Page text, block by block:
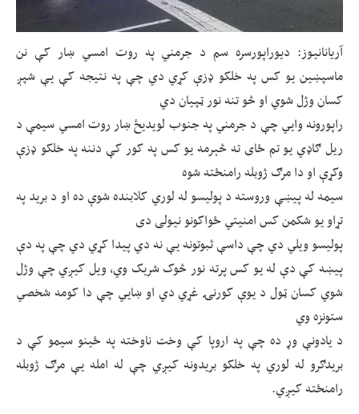
آریانانیوز: دیوراپورسره سم د جرمني په روت امسي ښار کې نن
ماسپښين يو کس په خلکو ډزې کړي دي چې په نتيجه کې يې شپږ
کسان وژل شوي او څو تنه نور ټپیان دي
راپورونه وايي چې د جرمني په جنوب لويديځ ښار روت امسي سيمې د
ريل ګاډي يو تم ځای ته څېرمه يو کس په کور کې دننه په خلکو ډزې
وکړې او دا مرګ ژوبله رامنځته شوه
سيمه له پيښې وروسته د پوليسو له لوري کلابنده شوې ده او د بريد په
تړاو يو شکمن کس امنيتي ځواکونو نيولی دی
پوليسو ويلي دي چې داسې ثبوتونه يې نه دي پيدا کړي دي چې په دې
پيښه کې دې له يو کس پرته نور څوک شريک وي، ويل کيږي چې وژل
شوي کسان ټول د يوې کورنۍ غړي دي او ښايي چې دا کومه شخصي
ستونزه وي
د يادونې وړ ده چې په اروپا کې وخت ناوخته په ځينو سيمو کې د
بريدګرو له لوري په خلکو بريدونه کيږي چې له امله يې مرګ ژوبله
رامنځته کيږي.